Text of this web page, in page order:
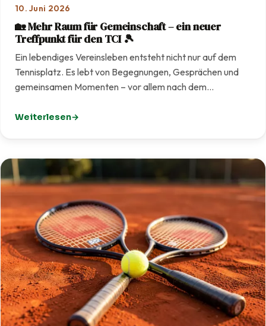
10. Juni 2026
🏡 Mehr Raum für Gemeinschaft – ein neuer
Treffpunkt für den TCI 🎾
Ein lebendiges Vereinsleben entsteht nicht nur auf dem
Tennisplatz. Es lebt von Begegnungen, Gesprächen und
gemeinsamen Momenten – vor allem nach dem…
Weiterlesen
: 🏡 Mehr Raum für Gemeinschaft – ein neuer Treffpunkt